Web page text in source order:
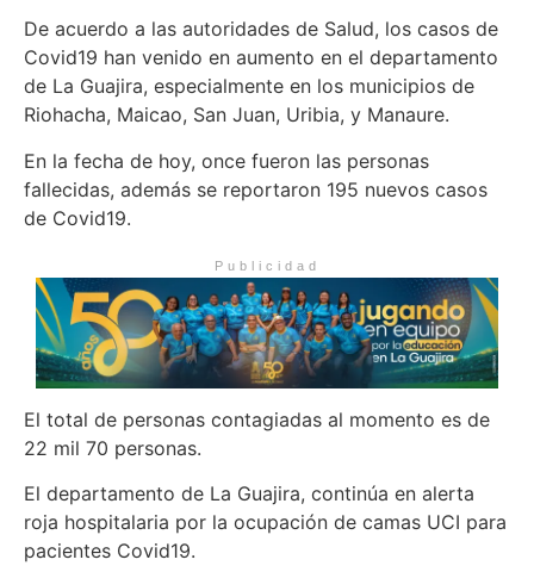
De acuerdo a las autoridades de Salud, los casos de
Covid19 han venido en aumento en el departamento
de La Guajira, especialmente en los municipios de
Riohacha, Maicao, San Juan, Uribia, y Manaure.
En la fecha de hoy, once fueron las personas
fallecidas, además se reportaron 195 nuevos casos
de Covid19.
Publicidad
El total de personas contagiadas al momento es de
22 mil 70 personas.
El departamento de La Guajira, continúa en alerta
roja hospitalaria por la ocupación de camas UCI para
pacientes Covid19.